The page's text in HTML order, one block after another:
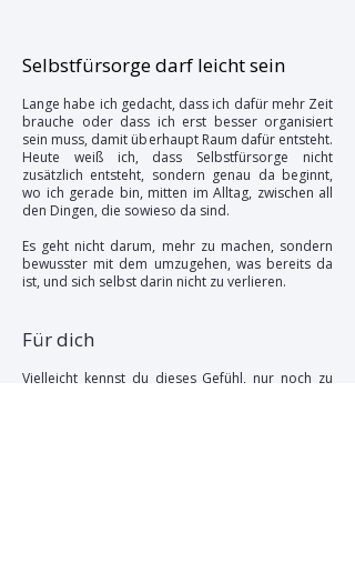
Selbstfürsorge darf leicht sein
Lange habe ich gedacht, dass ich dafür mehr Zeit
brauche oder dass ich erst besser organisiert
sein muss, damit überhaupt Raum dafür entsteht.
Heute weiß ich, dass Selbstfürsorge nicht
zusätzlich entsteht, sondern genau da beginnt,
wo ich gerade bin, mitten im Alltag, zwischen all
den Dingen, die sowieso da sind.
Es geht nicht darum, mehr zu machen, sondern
bewusster mit dem umzugehen, was bereits da
ist, und sich selbst darin nicht zu verlieren.
Für dich
Vielleicht kennst du dieses Gefühl, nur noch zu